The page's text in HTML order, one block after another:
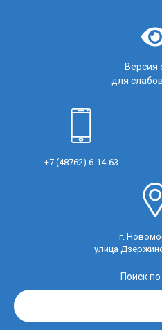
Версия
для
+7 (48762) 6-14-63
г.
улица
Поиск по